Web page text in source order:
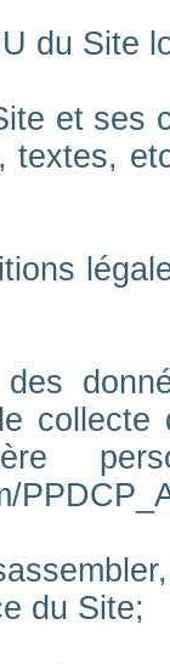
du Site
et ses
textes,
du Site;